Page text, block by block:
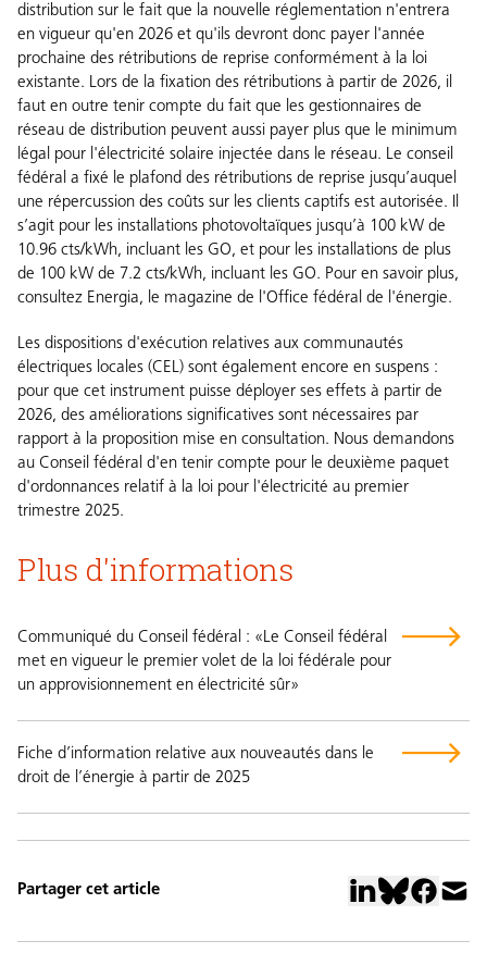
distribution sur le fait que la nouvelle réglementation n'entrera
en vigueur qu'en 2026 et qu'ils devront donc payer l'année
prochaine des rétributions de reprise conformément à la loi
existante. Lors de la fixation des rétributions à partir de 2026, il
faut en outre tenir compte du fait que les gestionnaires de
réseau de distribution peuvent aussi payer plus que le minimum
légal pour l'électricité solaire injectée dans le réseau. Le conseil
fédéral a fixé le plafond des rétributions de reprise jusqu’auquel
une répercussion des coûts sur les clients captifs est autorisée. Il
s’agit pour les installations photovoltaïques jusqu’à 100 kW de
10.96 cts/kWh, incluant les GO, et pour les installations de plus
de 100 kW de 7.2 cts/kWh, incluant les GO. Pour en savoir plus,
consultez Energia, le magazine de l'Office fédéral de l'énergie.
Les dispositions d'exécution relatives aux communautés
électriques locales (CEL) sont également encore en suspens :
pour que cet instrument puisse déployer ses effets à partir de
2026, des améliorations significatives sont nécessaires par
rapport à la proposition mise en consultation. Nous demandons
au Conseil fédéral d'en tenir compte pour le deuxième paquet
d'ordonnances relatif à la loi pour l'électricité au premier
trimestre 2025.
Plus d'informations
Communiqué du Conseil fédéral : «Le Conseil fédéral
met en vigueur le premier volet de la loi fédérale pour
un approvisionnement en électricité sûr»
Fiche d’information relative aux nouveautés dans le
droit de l’énergie à partir de 2025
Partager cet article